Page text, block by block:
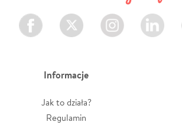
Facebook Twitter Instagram LinkedIn
Informacje
Jak to działa?
Regulamin